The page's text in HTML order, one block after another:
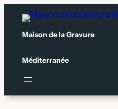
contenuMaison de la Gravure
Méditerranée